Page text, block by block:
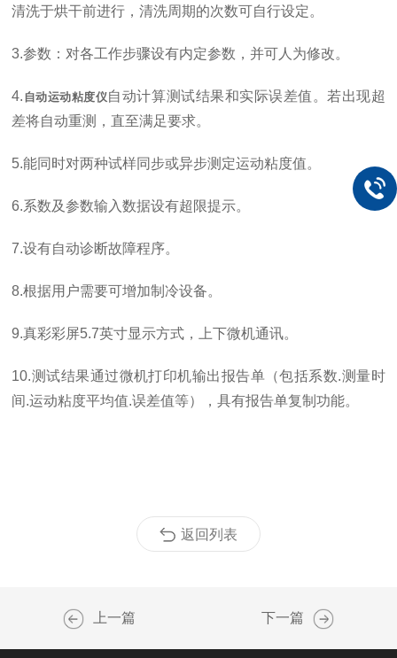
清洗于烘干前进行，清洗周期的次数可自行设定。
3.参数：对各工作步骤设有内定参数，并可人为修改。
4. 自动运动粘度仪自动计算测试结果和实际误差值。若出现超
差将自动重测，直至满足要求。
5.能同时对两种试样同步或异步测定运动粘度值。
6.系数及参数输入数据设有超限提示。
7.设有自动诊断故障程序。
8.根据用户需要可增加制冷设备。
9.真彩彩屏5.7英寸显示方式，上下微机通讯。
10.测试结果通过微机打印机输出报告单（包括系数.测量时
间.运动粘度平均值.误差值等），具有报告单复制功能。
返回列表
上一篇 下一篇